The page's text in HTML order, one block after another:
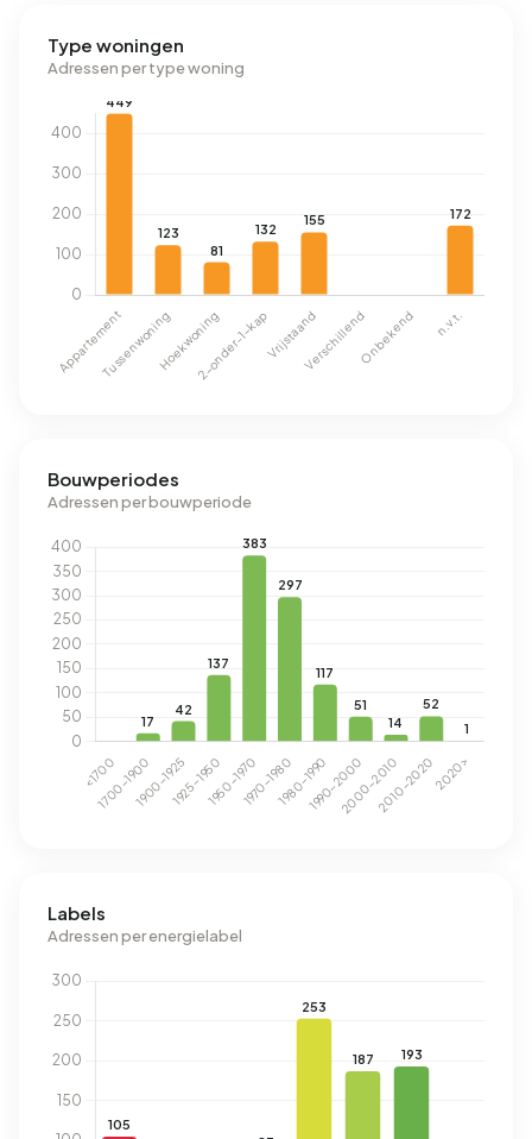
Type woningen
Adressen per type woning
Bouwperiodes
Adressen per bouwperiode
Labels
Adressen per energielabel